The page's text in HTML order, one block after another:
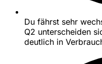
Du fährst sehr
Q2 unterscheiden
deutlich in